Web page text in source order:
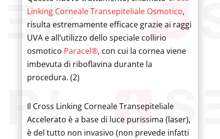
Linking Corneale Transepiteliale Osmotico,
risulta estremamente efficace grazie ai raggi
UVA e all’utilizzo dello speciale collirio
osmotico Paracel®, con cui la cornea viene
imbevuta di riboflavina durante la
procedura. (2)
Il Cross Linking Corneale Transepiteliale
Accelerato è a base di luce purissima (laser),
è del tutto non invasivo (non prevede infatti